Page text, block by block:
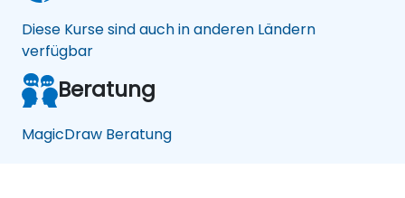
Diese Kurse sind auch in anderen Ländern
verfügbar
Beratung
MagicDraw Beratung